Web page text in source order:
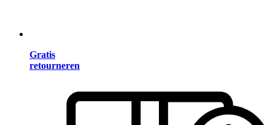
Gratis
retourneren